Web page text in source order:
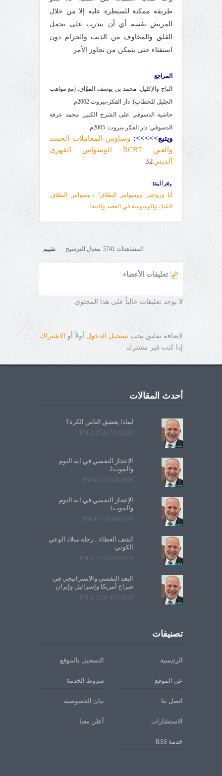
طريقة ممكنة للسيطرة عليه إلا من خلال
المريض نفسه أي أن يتدرب على تحمل
القلق والمخاوف من الذنب والحرام دون
استفتاء حتى يتمكن من تجاوز الأمر.
المراجع
التاج والإكليل: محمد بن يوسف الموَّاق: (مع مواهب
الجليل للحطاب): دار الفكر-بيروت:2002م.
حاشية الدسوقي على الشرح الكبير: محمد عرفة
الدسوقي: دار الفكر-بيروت: 2005م.
ويتبع>>>>>
: وساوس المعاملات الحسد
والعين RCBT الوسواس القهري
الديني
32
واقرأ أيضًا:
أنا وزوجتي ووسواس الطلاق! /
وسواس الطلاق:
الشك والوسوسة في القصد والنية!
المشاهدات 5741 معدل الترشيح تقييم
تعليقات الأعضاء
لا يوجد تعليقات حالياً على هذا المحتوى
لإضافة تعليق يجب تسجيل الدخول أولاً أو الاشتراك
إذا كنت غير مشترك
أحدث المقالات
لماذا يعشق الناس الكرة؟
7/13/2026 2:27:26 PM
الإعجاز النفسي في آية النوم
والموت2
6/8/2026 6:11:07 PM
الإعجاز النفسي في آية النوم
والموت1
6/6/2026 4:24:58 PM
كشف الغطاء... رحلة ميلاد الوعي
الكوني
5/10/2026 3:17:54 PM
البعد النفسي والاستراتيجي في
صراع أمريكا وإسرائيل وإيران
4/15/2026 4:32:56 PM
تصنيفات
الرئيسية التسجيل بالموقع
عن الموقع شروط الخدمة
اتصل بنا بيان الخصوصية
الاستشارات أعلن معنا
خدمة RSS